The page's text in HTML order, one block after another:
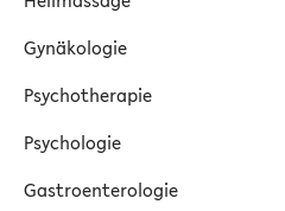
Gynäkologie
Psychotherapie
Psychologie
Gastroenterologie